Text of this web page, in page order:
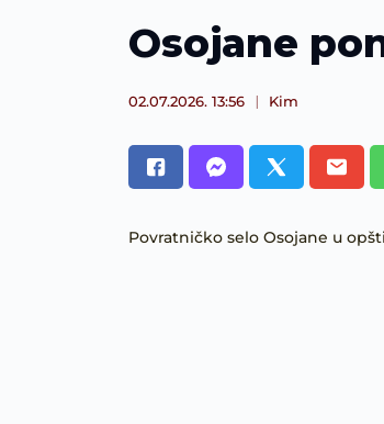
Osojane
02.07.2026. 13:56 Kim
Povratničko selo Osojane u